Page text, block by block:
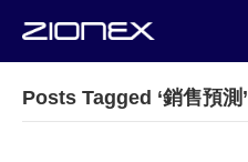
Posts Tagged ‘銷售預測’